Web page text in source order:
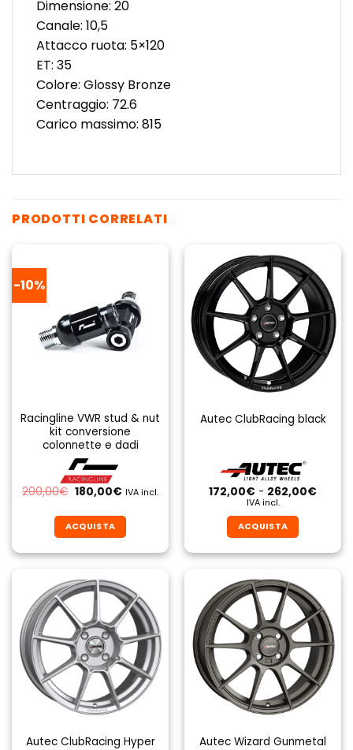
Dimensione: 20
Canale: 10,5
Attacco ruota: 5×120
ET: 35
Colore: Glossy Bronze
Centraggio: 72.6
Carico massimo: 815
PRODOTTI CORRELATI
-10%
Racingline VWR stud & nut
kit conversione
colonnette e dadi
200,00€ Il
prezzo
era:
200,00€.
180,00€Il
è:
180,00€.
IVA incl.
ACQUISTA
prodotto
ha
più
varianti.
Le
opzioni
possono
essere
scelte
nella
del
Autec ClubRacing black
172,00€ - 262,00€Fascia
IVA incl.
ACQUISTA
prodotto
ha
più
varianti.
Le
opzioni
possono
essere
scelte
nella
del
Autec ClubRacing Hyper
Autec Wizard Gunmetal